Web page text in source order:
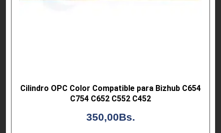
Cilindro OPC Color Compatible para Bizhub C654
C754 C652 C552 C452
350,00Bs.